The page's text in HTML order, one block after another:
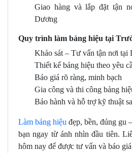
Giao hàng và lắp đặt tận
Dương
Quy trình làm bảng hiệu tại
Khảo sát – Tư vấn tận nơi tại
Thiết kế bảng hiệu theo yêu
Báo giá rõ ràng, minh bạch
Gia công và thi công bảng
Bảo hành và hỗ trợ kỹ thuật
Làm bảng hiệu đẹp, bền, đúng gu
bạn ngay từ ánh nhìn đầu tiên.
hôm nay để được tư vấn và báo